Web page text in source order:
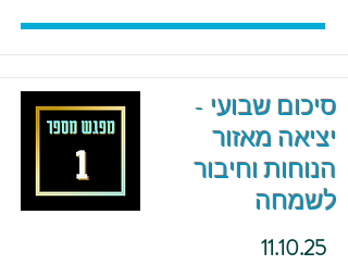
סיכום שבועי -
יציאה מאזור
הנוחות וחיבור
לשמחה
11.10.25